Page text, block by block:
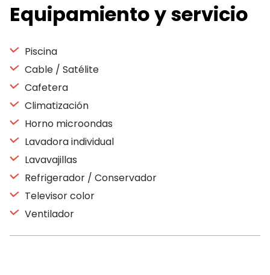
Equipamiento y servicio
Piscina
Cable / Satélite
Cafetera
Climatización
Horno microondas
Lavadora individual
Lavavajillas
Refrigerador / Conservador
Televisor color
Ventilador